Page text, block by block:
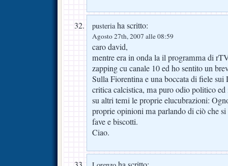
pusteriaha scritto:
Agosto 27th, 2007 alle 08:59
caro david,
mentre era in onda la il programma di
zapping cu canale 10 ed ho sentito un
Sulla Fiorentina e una boccata di fiele
critica calcistica, ma puro odio politico
su altri temi le proprie elucubrazioni:
proprie opinioni ma parlando di ciò che si
fave e biscotti.
Ciao.